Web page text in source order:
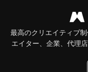
最高のクリエイティブ
エイター、企業、代理